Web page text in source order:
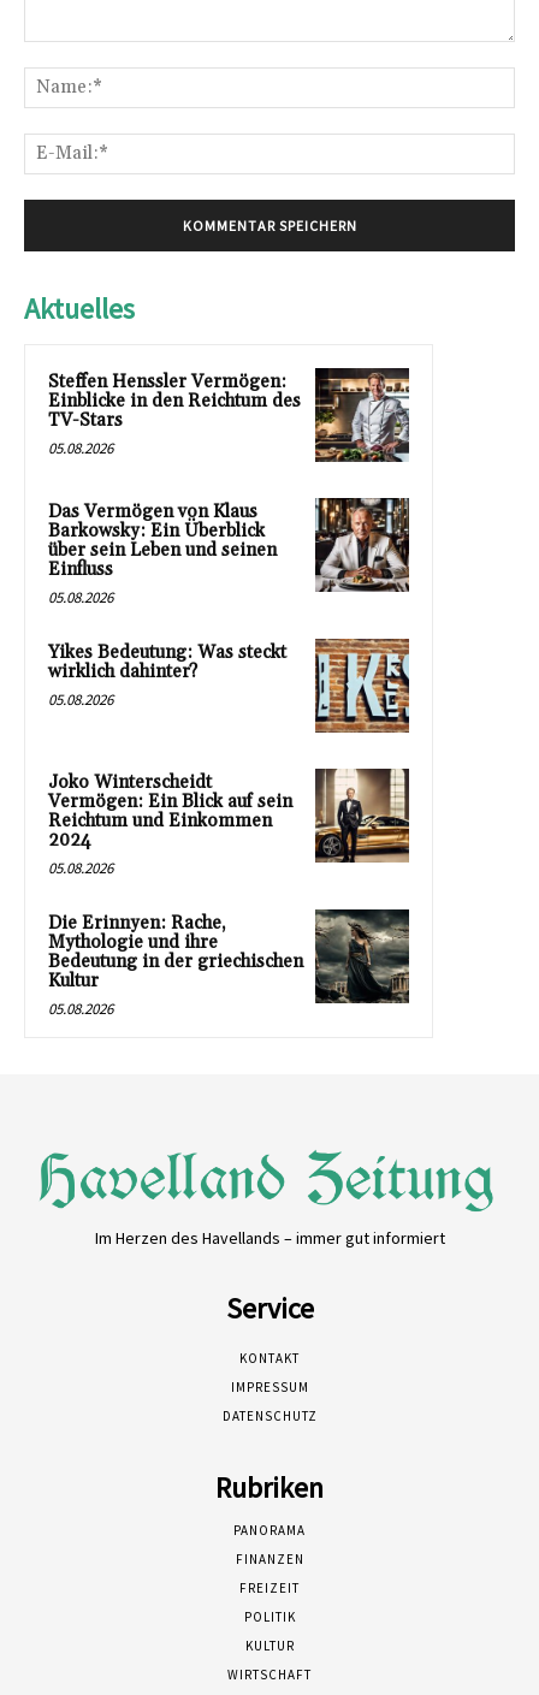
Aktuelles
Steffen Henssler Vermögen:
Einblicke in den Reichtum des
TV-Stars
05.08.2026
Das Vermögen von Klaus
Barkowsky: Ein Überblick
über sein Leben und seinen
Einfluss
05.08.2026
Yikes Bedeutung: Was steckt
wirklich dahinter?
05.08.2026
Joko Winterscheidt
Vermögen: Ein Blick auf sein
Reichtum und Einkommen
2024
05.08.2026
Die Erinnyen: Rache,
Mythologie und ihre
Bedeutung in der griechischen
Kultur
05.08.2026
Im Herzen des Havellands – immer gut informiert
Service
KONTAKT
IMPRESSUM
DATENSCHUTZ
Rubriken
PANORAMA
FINANZEN
FREIZEIT
POLITIK
KULTUR
WIRTSCHAFT